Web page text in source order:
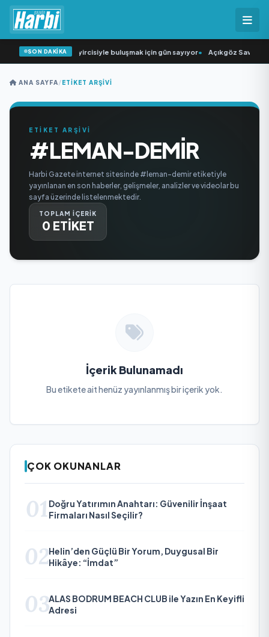
SON DAKİKA
“Düğün Şarkıcısı” seyircisiyle buluşmak için gün sayıyor• Açıkgöz
ANA SAYFA/ETIKET ARŞIVI
ETİKET ARŞİVİ
#LEMAN-DEMIR
Harbi Gazete internet sitesinde #leman-demir etiketiyle
yayınlanan en son haberler, gelişmeler, analizler ve videolar bu
sayfa üzerinde listelenmektedir.
TOPLAM İÇERİK
0 ETİKET
İçerik Bulunamadı
Bu etikete ait henüz yayınlanmış bir içerik yok.
ÇOK OKUNANLAR
01 Doğru Yatırımın Anahtarı: Güvenilir İnşaat
Firmaları Nasıl Seçilir?
02Helin’den Güçlü Bir Yorum, Duygusal Bir
Hikâye: “İmdat”
03ALAS BODRUM BEACH CLUB ile Yazın En Keyifli
Adresi